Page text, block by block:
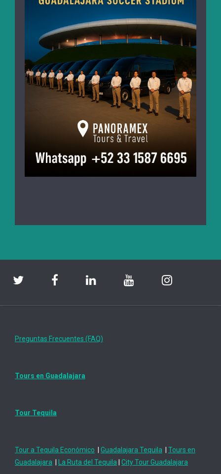
Preguntas Frecuentes (FAQ)
Tours en Guadalajara
Tour Tequila
Tour a Tequila Económico Guadalajara Tequila
Tours en
Guadalajara
La Ruta del Tequila City Tour Guadalajara